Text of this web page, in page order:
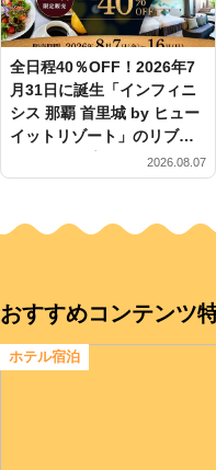
全日程40％OFF！2026年7
月31日に誕生「インフィニ
シス 那覇 首里城 by ヒュー
イットリゾート」のリブラ
ンドSALEプランが10日間限
定販売で登場
2026.08.07
おすすめコンテンツ
ホテル宿泊